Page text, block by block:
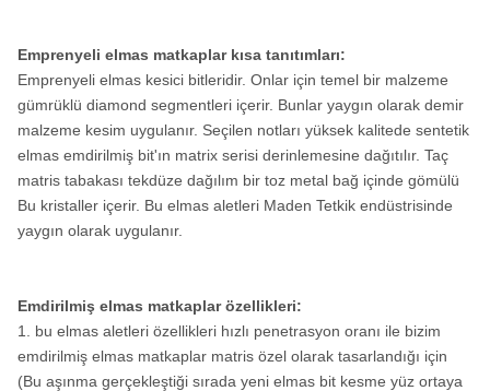
Emprenyeli elmas matkaplar kısa tanıtımları:
Emprenyeli elmas kesici bitleridir. Onlar için temel bir malzeme
gümrüklü diamond segmentleri içerir. Bunlar yaygın olarak demir
malzeme kesim uygulanır. Seçilen notları yüksek kalitede sentetik
elmas emdirilmiş bit'ın matrix serisi derinlemesine dağıtılır. Taç
matris tabakası tekdüze dağılım bir toz metal bağ içinde gömülü
Bu kristaller içerir. Bu elmas aletleri Maden Tetkik endüstrisinde
yaygın olarak uygulanır.
Emdirilmiş elmas matkaplar özellikleri:
1. bu elmas aletleri özellikleri hızlı penetrasyon oranı ile bizim
emdirilmiş elmas matkaplar matris özel olarak tasarlandığı için
(Bu aşınma gerçekleştiği sırada yeni elmas bit kesme yüz ortaya